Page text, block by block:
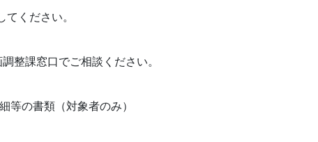
ください。
整課窓口でご相談ください。
等の書類（対象者のみ）